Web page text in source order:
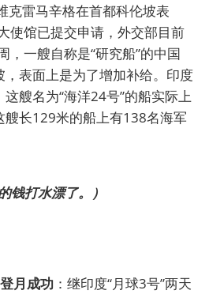
克雷马辛格在首都科伦坡表
使馆已提交申请，外交部目前
，一艘自称是“研究船”的中国
表面上是为了增加补给。印度
艘名为“海洋24号”的船实际上
艘长129米的船上有138名海军
钱打水漂了。）
月成功 ：继印度“月球3号”两天